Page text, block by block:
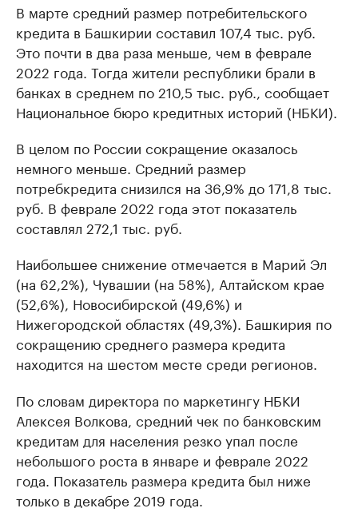
В марте средний размер потребительского
кредита в Башкирии составил 107,4 тыс. руб.
Это почти в два раза меньше, чем в феврале
2022 года. Тогда жители республики брали в
банках в среднем по 210,5 тыс. руб., сообщает
Национальное бюро кредитных историй (НБКИ).
В целом по России сокращение оказалось
немного меньше. Средний размер
потребкредита снизился на 36,9% до 171,8 тыс.
руб. В феврале 2022 года этот показатель
составлял 272,1 тыс. руб.
Наибольшее снижение отмечается в Марий Эл
(на 62,2%), Чувашии (на 58%), Алтайском крае
(52,6%), Новосибирской (49,6%) и
Нижегородской областях (49,3%). Башкирия по
сокращению среднего размера кредита
находится на шестом месте среди регионов.
По словам директора по маркетингу НБКИ
Алексея Волкова, средний чек по банковским
кредитам для населения резко упал после
небольшого роста в январе и феврале 2022
года. Показатель размера кредита был ниже
только в декабре 2019 года.